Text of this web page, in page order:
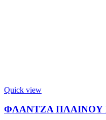
Quick view
ΦΛΑΝΤΖΑ ΠΛΑΙΝΟΥ